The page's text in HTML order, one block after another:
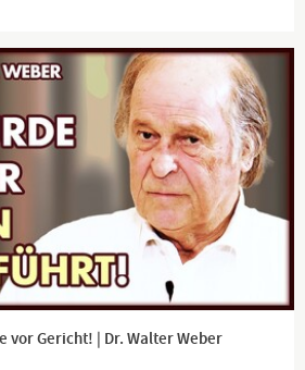
2026:www.freiheitslauf.de
für dumm verkaufen... Du?
vor Gericht! | Dr. Walter Weber